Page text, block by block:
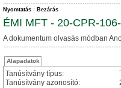
Nyomtatás Bezárás
ÉMI MFT - 20-CPR-
A dokumentum olvasás módban
Alapadatok
Tanúsítvány típus:
Tanúsítvány azonosító: